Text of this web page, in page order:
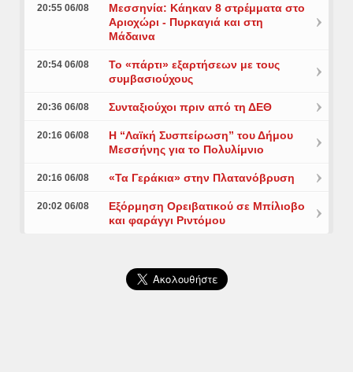
20:55 06/08
Μεσσηνία: Κάηκαν 8 στρέμματα στο
Αριοχώρι - Πυρκαγιά και στη
Μάδαινα
20:54 06/08
Το «πάρτι» εξαρτήσεων με τους
συμβασιούχους
20:36 06/08 Συνταξιούχοι πριν από τη ΔΕΘ
20:16 06/08
Η “Λαϊκή Συσπείρωση” του Δήμου
Μεσσήνης για το Πολυλίμνιο
20:16 06/08 «Τα Γεράκια» στην Πλατανόβρυση
20:02 06/08
Εξόρμηση Ορειβατικού σε Μπίλιοβο
και φαράγγι Ριντόμου